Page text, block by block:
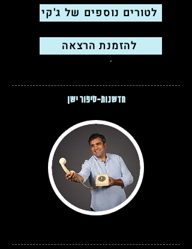
הרצאות
תוכן זה כל הסיפור
חדשנות-סיפור ישן
לטורים נוספים של ג'קי
להזמנת הרצאה